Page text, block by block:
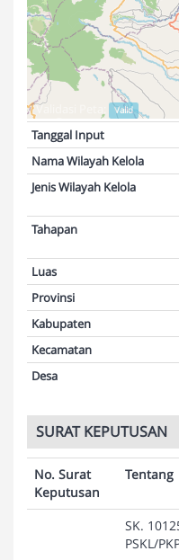
Validasi Peta: Valid
Tanggal Input
Nama Wilayah Kelola
Jenis Wilayah Kelola
Tahapan
Luas
Provinsi
Kabupaten
Kecamatan
Desa
SURAT KEPUTUSAN
No. Surat
Keputusan
Tentang
SK.
PSKL/